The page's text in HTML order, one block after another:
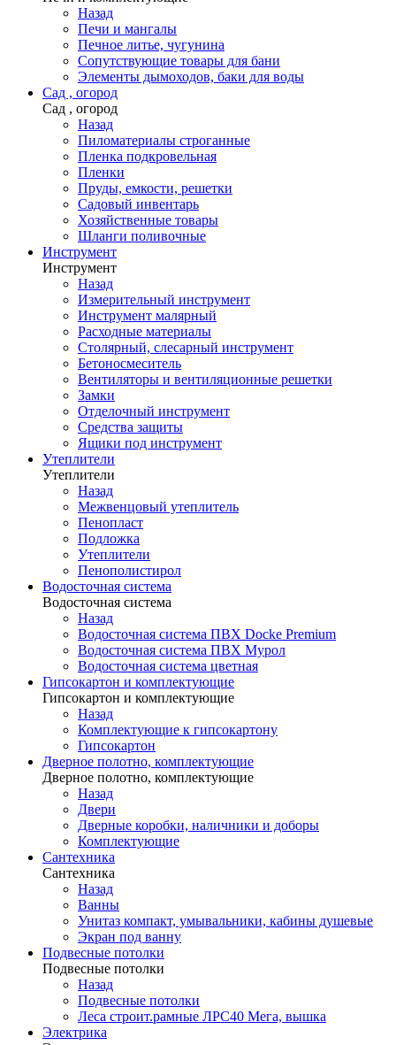
Назад
Печи и мангалы
Печное литье, чугунина
Сопутствующие товары для бани
Элементы дымоходов, баки для воды
Сад , огород
Сад , огород
Назад
Пиломатериалы строганные
Пленка подкровельная
Пленки
Пруды, емкости, решетки
Садовый инвентарь
Хозяйственные товары
Шланги поливочные
Инструмент
Инструмент
Назад
Измерительный инструмент
Инструмент малярный
Расходные материалы
Столярный, слесарный инструмент
Бетоносмеситель
Вентиляторы и вентиляционные решетки
Замки
Отделочный инструмент
Средства защиты
Ящики под инструмент
Утеплители
Утеплители
Назад
Межвенцовый утеплитель
Пенопласт
Подложка
Утеплители
Пенополистирол
Водосточная система
Водосточная система
Назад
Водосточная система ПВХ Docke Premium
Водосточная система ПВХ Мурол
Водосточная система цветная
Гипсокартон и комплектующие
Гипсокартон и комплектующие
Назад
Комплектующие к гипсокартону
Гипсокартон
Дверное полотно, комплектующие
Дверное полотно, комплектующие
Назад
Двери
Дверные коробки, наличники и доборы
Комплектующие
Сантехника
Сантехника
Назад
Ванны
Унитаз компакт, умывальники, кабины душевые
Экран под ванну
Подвесные потолки
Подвесные потолки
Назад
Подвесные потолки
Леса строит.рамные ЛРС40 Мега, вышка
Электрика